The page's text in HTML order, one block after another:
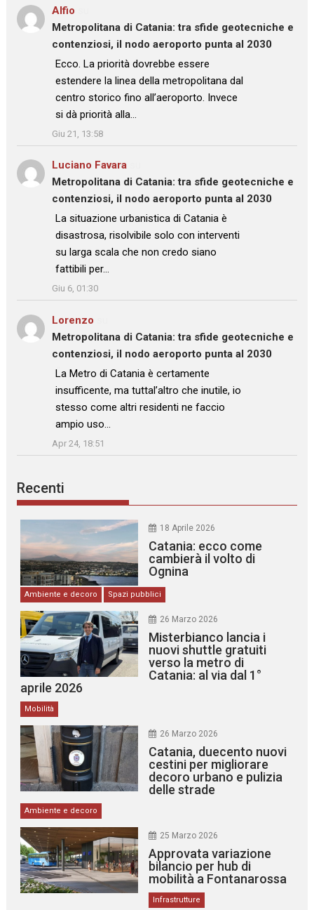
Alfio
Metropolitana di Catania: tra sfide geotecniche e
contenziosi, il nodo aeroporto punta al 2030
: “
Ecco. La priorità dovrebbe essere
estendere la linea della metropolitana dal
centro storico fino all’aeroporto. Invece
si dà priorità alla…
”
Giu 21, 13:58
Luciano Favara
Metropolitana di Catania: tra sfide geotecniche e
contenziosi, il nodo aeroporto punta al 2030
: “La situazione urbanistica di Catania è
disastrosa, risolvibile solo con interventi
su larga scala che non credo siano
fattibili per…
Giu 6, 01:30
Lorenzo
Metropolitana di Catania: tra sfide geotecniche e
contenziosi, il nodo aeroporto punta al 2030
: “La Metro di Catania è certamente
insufficente, ma tuttal’altro che inutile, io
stesso come altri residenti ne faccio
ampio uso…
”
Apr 24, 18:51
Recenti
18 Aprile 2026
Catania: ecco come
cambierà il volto di
Ognina
Ambiente e decoro Spazi pubblici
26 Marzo 2026
Misterbianco lancia i
nuovi shuttle gratuiti
verso la metro di
Catania: al via dal 1°
aprile 2026
Mobilità
26 Marzo 2026
Catania, duecento nuovi
cestini per migliorare
decoro urbano e pulizia
delle strade
Ambiente e decoro
25 Marzo 2026
Approvata variazione
bilancio per hub di
mobilità a Fontanarossa
Infrastrutture